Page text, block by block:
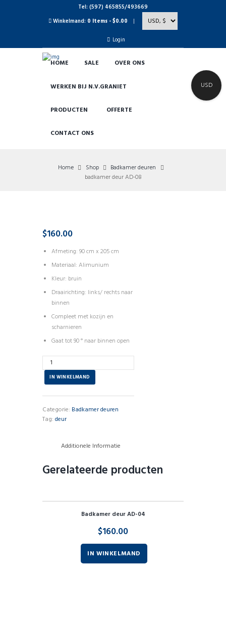
Tel: (597) 465855/493669
Winkelmand: 0 Items-$0.00
Login
HOME SALE OVER ONS
WERKEN BIJ N.V.GRANIET
PRODUCTEN OFFERTE
CONTACT ONS
Home Shop
Badkamer deuren
badkamer deur AD-08
$160.00
Afmeting: 90 cm x 205 cm
Materiaal: Alimunium
Kleur: bruin
Draairichting: links/ rechts naar
binnen
Compleet met kozijn en
scharnieren
Gaat tot 90 ° naar binnen open
Aantal
IN WINKELMAND
Categorie: Badkamer deuren
Tag: deur
Additionele Informatie
Gerelateerde producten
Badkamer deur AD-04
$160.00
IN WINKELMAND
USD